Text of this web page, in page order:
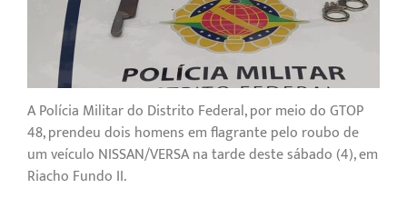
A Polícia Militar do Distrito Federal, por meio do GTOP
48, prendeu dois homens em flagrante pelo roubo de
um veículo NISSAN/VERSA na tarde deste sábado (4), em
Riacho Fundo II.